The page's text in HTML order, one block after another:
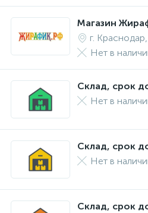
Магазин
г.
Нет в
Склад, срок
Нет в
Склад, срок
Нет в
Склад, срок